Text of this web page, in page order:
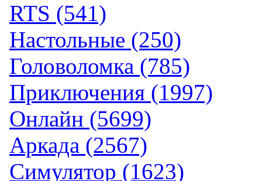
RTS (541)
Настольные (250)
Головоломка (785)
Приключения (1997)
Онлайн (5699)
Аркада (2567)
Симулятор (1623)